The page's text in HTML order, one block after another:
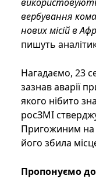
вербування
нових місій в
пишуть
Нагадаємо, 23
зазнав аварії
якого нібито
росЗМІ
Пригожиним на
його збила
Пропонуємо